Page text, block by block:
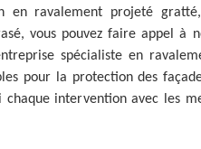
en ravalement projeté
vous pouvez faire appel à
spécialiste en
pour la protection des
chaque intervention avec les